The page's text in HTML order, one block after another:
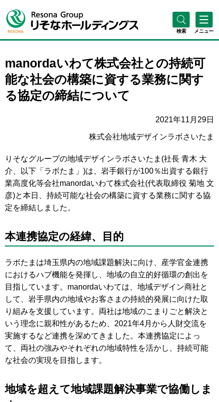
検索 メニュー
manordaいわて株式会社との持続可
能な社会の構築に資する業務に関す
る協定の締結について
2021年11月29日
株式会社地域デザインラボさいたま
りそなグループの地域デザインラボさいたま(社長 青木 大
介、以下「ラボたま」)は、岩手銀行が100％出資する銀行
業高度化等会社manordaいわて株式会社(代表取締役 菊地 文
彦)と本日、持続可能な社会の構築に資する業務に関する協
定を締結しました。
本連携協定の経緯、目的
ラボたまは埼玉県内の地域課題解決に向け、産学官金連携
におけるハブ機能を発揮し、地域の自立的好循環の創出を
目指しています。manordaいわては、地域デザイン商社と
して、岩手県内の地域やお客さまの持続的発展に向けた取
り組みを支援しています。両社は地域のこまりごと解決と
いう理念に親和性があるため、2021年4月から人財交流を
実施するなど連携を深めてきました。本連携協定によっ
て、両社の強みやそれぞれの地域特性を活かし、持続可能
な社会の実現を目指します。
地域を超えて地域課題解決事業で協働しま